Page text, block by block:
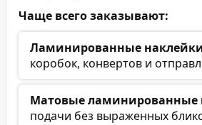
Чаще всего заказывают:
Ламинированные
коробок, конвертов и
Матовые ламинированные
подачи без выраженных